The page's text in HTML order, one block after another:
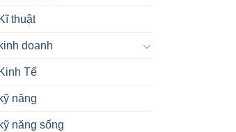
thuật
doanh
Tế
năng
năng sống